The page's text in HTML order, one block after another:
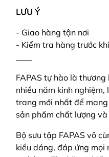
LƯU Ý
- Giao hàng tận nơi
- Kiểm tra hàng trước
FAPAS tự hào là
nhiều năm kinh
trang mới nhất để
sản phẩm chất lượng
Bộ sưu tập FAPAS vô
kiểu dáng, đáp ứng mọi